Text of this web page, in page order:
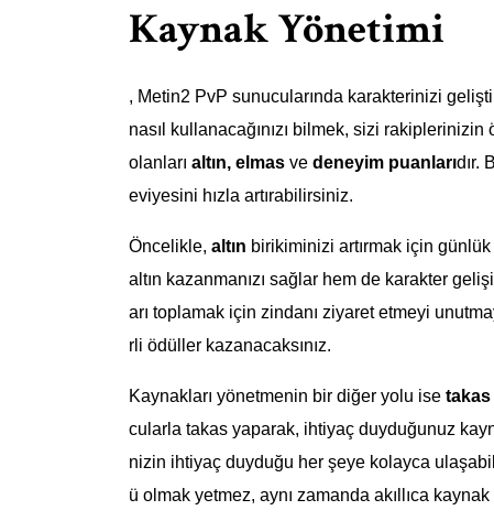
Kaynak Yönetimi
, Metin2 PvP sunucularında karakterinizi
nasıl kullanacağınızı bilmek, sizi
olanları altın, elmas ve deneyim puanlarıdır.
eviyesini hızla artırabilirsiniz.
Öncelikle, altın birikiminizi artırmak için
altın kazanmanızı sağlar hem de karakter
arı toplamak için zindanı ziyaret etmeyi
rli ödüller kazanacaksınız.
Kaynakları yönetmenin bir diğer yolu ise
cularla takas yaparak, ihtiyaç duyduğunuz
nizin ihtiyaç duyduğu her şeye kolayca
ü olmak yetmez, aynı zamanda akıllıca